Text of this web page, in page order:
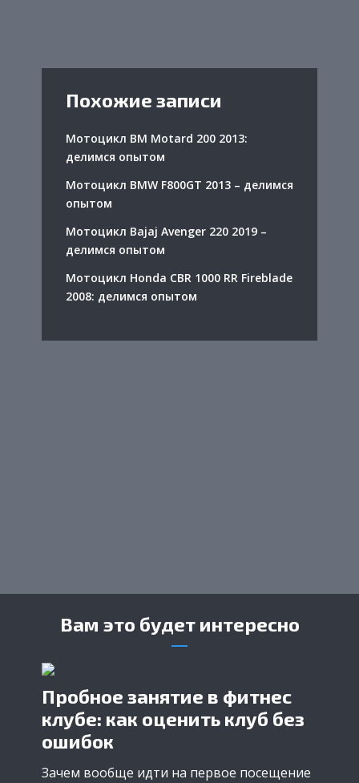
Похожие записи
Мотоцикл BM Motard 200 2013:
делимся опытом
Мотоцикл BMW F800GT 2013 – делимся
опытом
Мотоцикл Bajaj Avenger 220 2019 –
делимся опытом
Мотоцикл Honda CBR 1000 RR Fireblade
2008: делимся опытом
Вам это будет интересно
Пробное занятие в фитнес
клубе: как оценить клуб без
ошибок
Зачем вообще идти на первое посещение